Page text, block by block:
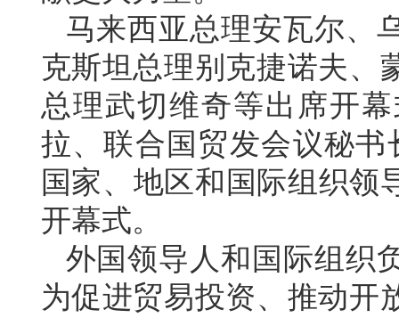
马来西亚总理安瓦尔、
克斯坦总理别克捷诺夫、
总理武切维奇等出席开
拉、联合国贸发会议秘书
国家、地区和国际组织领
开幕式。
外国领导人和国际组织
为促进贸易投资、推动开